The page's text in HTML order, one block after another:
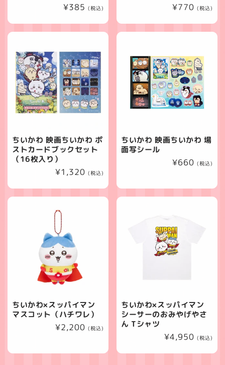
通
価
¥385 (税込)
通
価
¥770 (税込)
ちいかわ 映画ちいかわ ポ
ストカードブックセット
（16枚入り）
通
価
¥1,320 (税込)
ちいかわ 映画ちいかわ 場
面写シール
通
格
¥660 (税込)
ちいかわ×スッパイマン
マスコット（ハチワレ）
通
¥2,200 (税込)
ちいかわ×スッパイマン
シーサーのおみやげやさ
ん Tシャツ
通
¥4,950 (税込)